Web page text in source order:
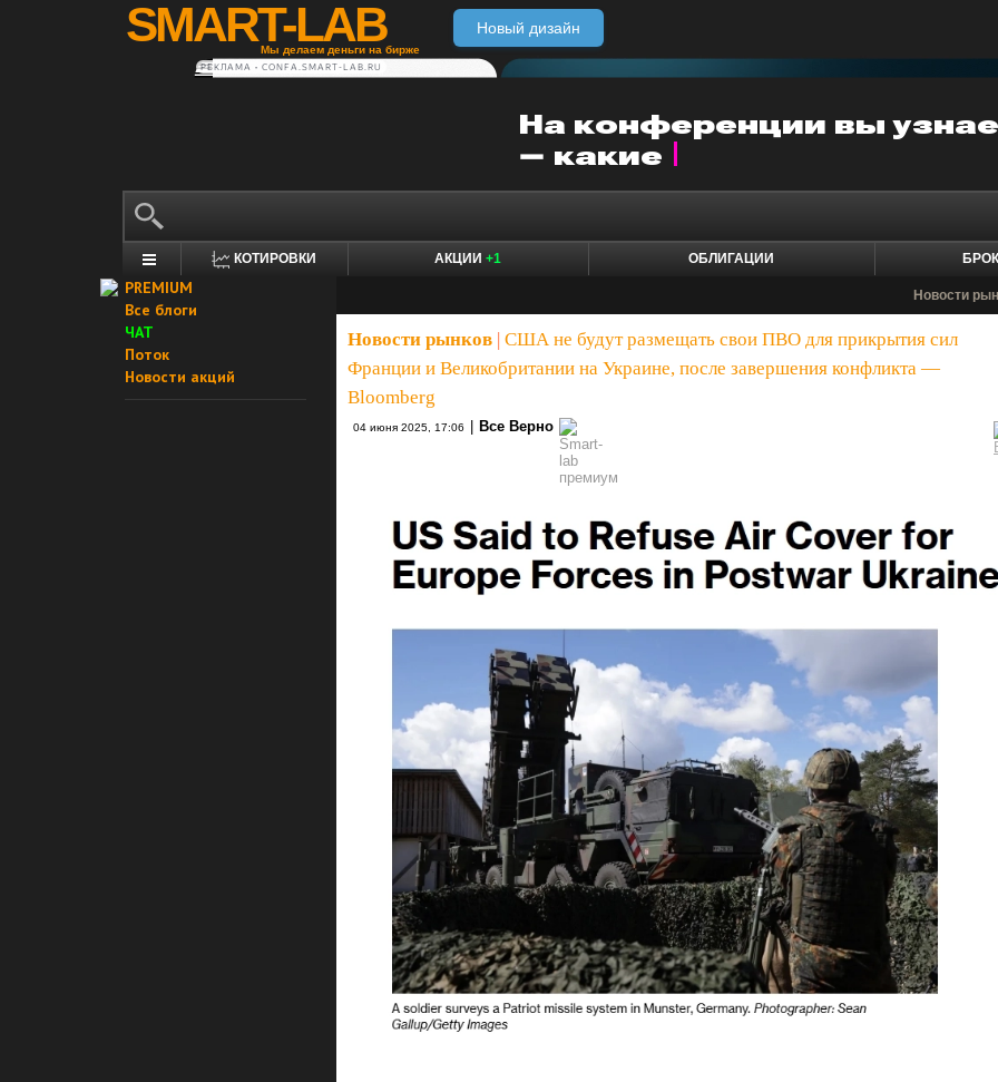
SMART-LAB
Мы делаем деньги на бирже
Новый дизайн
РЕКЛАМА • CONFA.SMART-LAB.RU
КОТИРОВКИ АКЦИИ +1 ОБЛИГАЦИИ
PREMIUM
Все блоги
ЧАТ
Поток
Новости акций
Новости
Новости рынков США не будут размещать свои ПВО для прикрытия сил
Франции и Великобритании на Украине, после завершения конфликта —
Bloomberg
04 июня 2025, 17:06 Все Верно